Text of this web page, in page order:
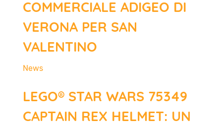
COMMERCIALE ADIGEO DI
VERONA PER SAN
VALENTINO
News
LEGO® STAR WARS 75349
CAPTAIN REX HELMET: UN